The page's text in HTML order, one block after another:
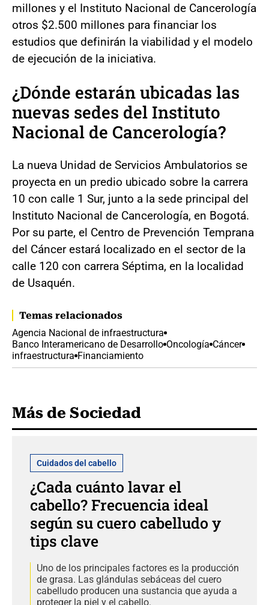
millones y el Instituto Nacional de Cancerología
otros $2.500 millones para financiar los
estudios que definirán la viabilidad y el modelo
de ejecución de la iniciativa.
¿Dónde estarán ubicadas las
nuevas sedes del Instituto
Nacional de Cancerología?
La nueva Unidad de Servicios Ambulatorios se
proyecta en un predio ubicado sobre la carrera
10 con calle 1 Sur, junto a la sede principal del
Instituto Nacional de Cancerología, en Bogotá.
Por su parte, el Centro de Prevención Temprana
del Cáncer estará localizado en el sector de la
calle 120 con carrera Séptima, en la localidad
de Usaquén.
Temas relacionados
Agencia Nacional de infraestructura
Banco Interamericano de Desarrollo Oncología Cáncer
infraestructura Financiamiento
Más de Sociedad
Cuidados del cabello
¿Cada cuánto lavar el
cabello? Frecuencia ideal
según su cuero cabelludo y
tips clave
Uno de los principales factores es la producción
de grasa. Las glándulas sebáceas del cuero
cabelludo producen una sustancia que ayuda a
proteger la piel y el cabello.